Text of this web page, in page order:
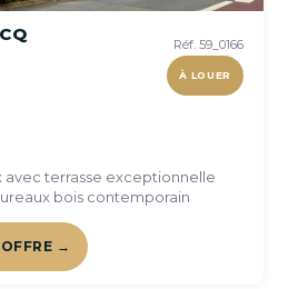
Réf. 59_0166
À LOUER
terrasse exceptionnelle
bois contemporain
→